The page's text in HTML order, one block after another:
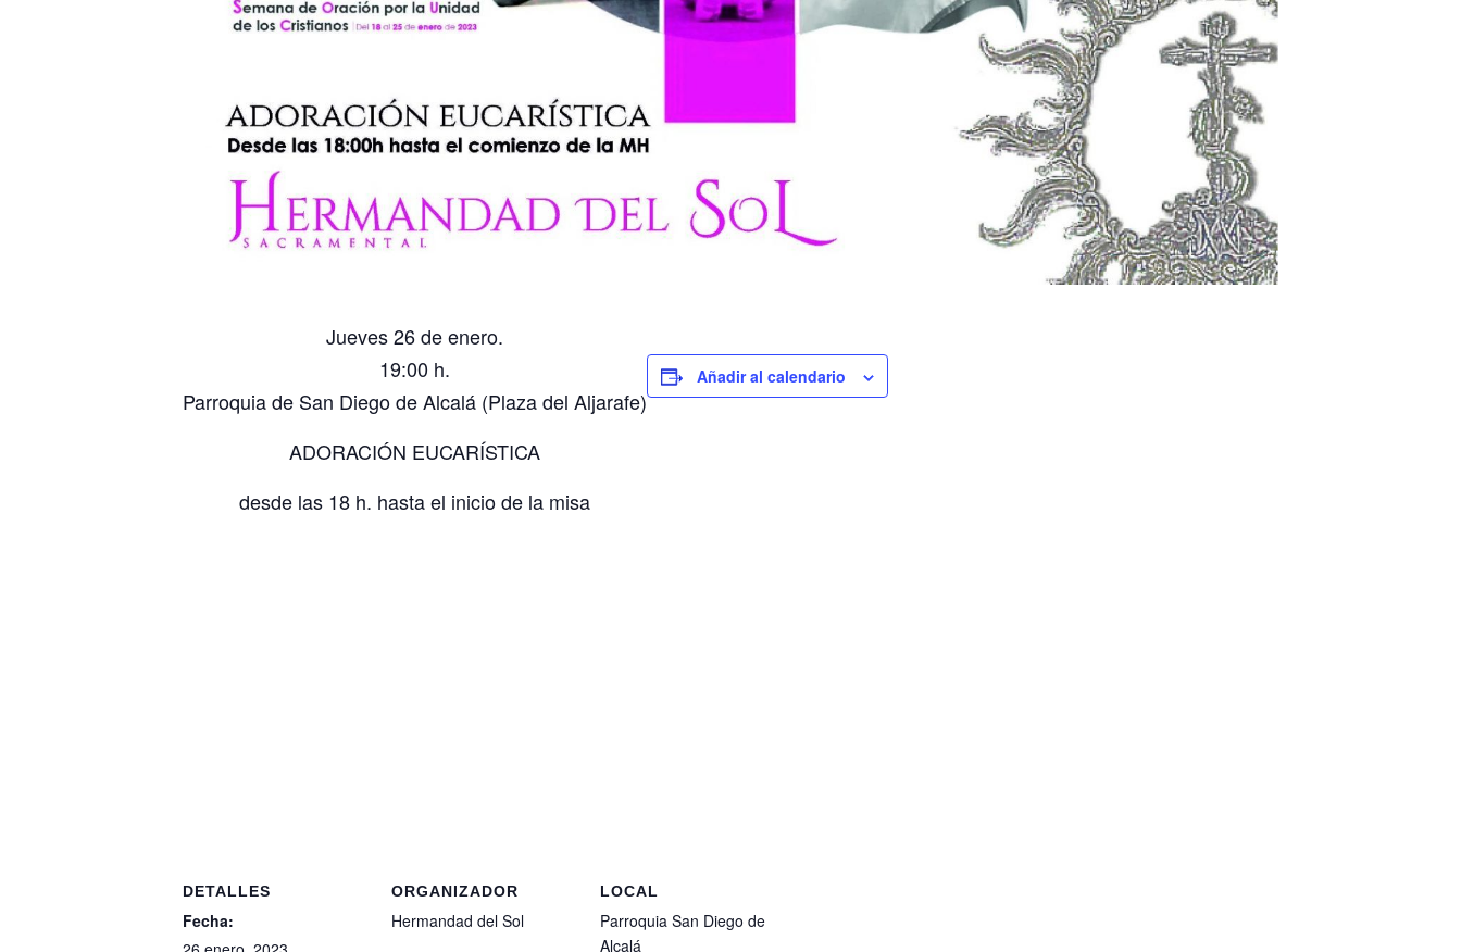
Jueves 26 de enero.
19:00 h.
Parroquia de San Diego de Alcalá (Plaza del Aljarafe)
ADORACIÓN EUCARÍSTICA
desde las 18 h. hasta el inicio de la misa
Añadir al calendario
DETALLES
Fecha:
ORGANIZADOR
Hermandad del Sol
LOCAL
Parroquia San Diego de
Alcalá